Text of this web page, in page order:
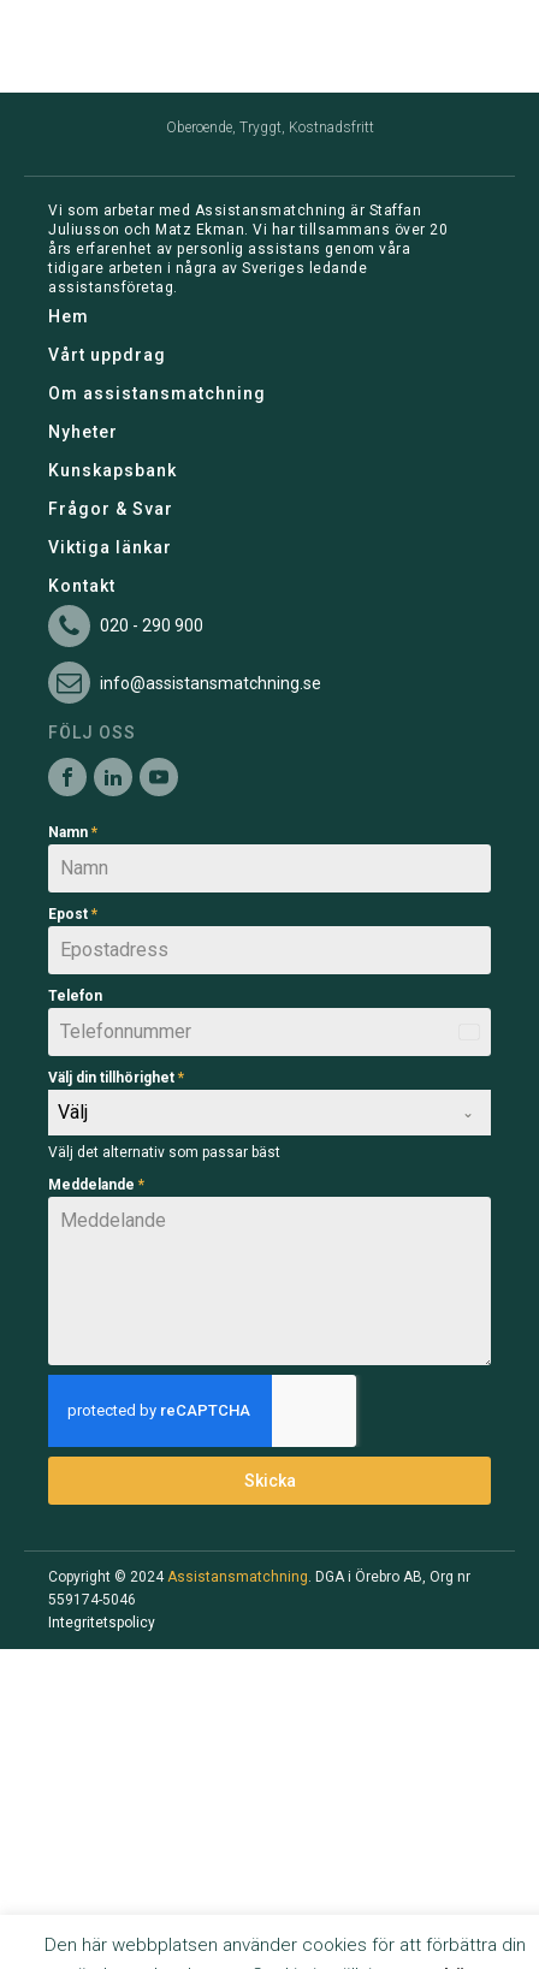
Oberoende, Tryggt, Kostnadsfritt
Vi som arbetar med Assistansmatchning är Staffan
Juliusson och Matz Ekman. Vi har tillsammans över 20
års erfarenhet av personlig assistans genom våra
tidigare arbeten i några av Sveriges ledande
assistansföretag.
Hem
Vårt uppdrag
Om assistansmatchning
Nyheter
Kunskapsbank
Frågor & Svar
Viktiga länkar
Kontakt
020 - 290 900
info@assistansmatchning.se
FÖLJ OSS
Namn *
Epost *
Telefon
Välj din tillhörighet *
Välj
Välj det alternativ som passar bäst
Meddelande *
Skicka
Copyright © 2024 Assistansmatchning . DGA i Örebro AB, Org nr
559174-5046
Integritetspolicy
Den här webbplatsen använder cookies för att förbättra din